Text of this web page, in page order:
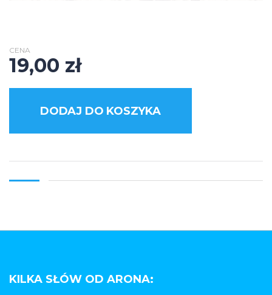
CENA
19,00 zł
DODAJ DO KOSZYKA
KILKA SŁÓW OD ARONA: